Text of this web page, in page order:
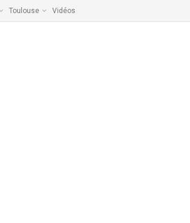
Toulouse Vidéos